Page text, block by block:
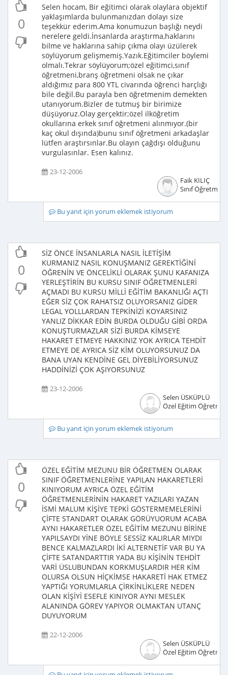
0
Selen hocam, Bir eğitimci olarak olaylara objektif
yaklaşımlarda bulunmanızdan dolayı size
teşekkür ederim.Ama konumuzun başlığı neydi
nerelere geldi.İnsanlarda araştırma,haklarını
bilme ve haklarına sahip çıkma olayı üzülerek
söylüyorum gelişmemiş.Yazık.Eğitimciler böylemi
olmalı.Tekrar söylüyorum;özel eğitimci,sınıf
öğretmeni,branş öğretmeni olsak ne çıkar
aldığımız para 800 YTL civarında öğrenci harçlığı
bile değil.Bu parayla ben öğretmenim demekten
utanıyorum.Bizler de tutmuş bir birimize
düşüyoruz.Olay gerçektir;özel ilköğretim
okullarına erkek sınıf öğretmeni alınmıyor.(bir
kaç okul dışında)bunu sınıf öğretmeni arkadaşlar
lütfen araştırsınlar.Bu olayın çağdışı olduğunu
vurgulasınlar. Esen kalınız.
23-12-2006
Faik KILIÇ
Sınıf Öğretmeni
Bu yanıt için yorum eklemek istiyorum
0
SİZ ÖNCE İNSANLARLA NASIL İLETİŞİM
KURMANIZ NASIL KONUŞMANIZ GEREKTİĞİNİ
ÖĞRENİN VE ÖNCELİKLİ OLARAK ŞUNU KAFANIZA
YERLEŞTİRİN BU KURSU SINIF ÖĞRETMENLERİ
AÇMADI BU KURSU MİLLİ EĞİTİM BAKANLIĞI AÇTI
EĞER SİZ ÇOK RAHATSIZ OLUYORSANIZ GİDER
LEGAL YOLLLARDAN TEPKİNİZİ KOYARSINIZ
YANLIZ DİKKAR EDİN BURDA OLDUĞU GİBİ ORDA
KONUŞTURMAZLAR SİZİ BURDA KİMSEYE
HAKARET ETMEYE HAKKINIZ YOK AYRICA TEHDİT
ETMEYE DE AYRICA SİZ KİM OLUYORSUNUZ DA
BANA UYAN KENDİNE GEL DİYEBİLİYORSUNUZ
HADDİNİZİ ÇOK AŞIYORSUNUZ
23-12-2006
Selen ÜSKÜPLÜ
Özel Eğitim
Bu yanıt için yorum eklemek istiyorum
0
ÖZEL EĞİTİM MEZUNU BİR ÖĞRETMEN OLARAK
SINIF ÖĞRETMENLERİNE YAPILAN HAKARETLERİ
KINIYORUM AYRICA ÖZEL EĞİTİM
ÖĞRETMENLERİNİN HAKARET YAZILARI YAZAN
İSMİ MALUM KİŞİYE TEPKİ GÖSTERMEMELERİNİ
ÇİFTE STANDART OLARAK GÖRÜYUORUM ACABA
AYNI HAKARETLER ÖZEL EĞİTİM MEZUNU BİRİNE
YAPILSAYDI YİNE BÖYLE SESSİZ KALIRLAR MIYDI
BENCE KALMAZLARDI İKİ ALTERNETİF VAR BU YA
ÇİFTE SATANDARTTIR YADA BU KİŞİNİN TEHDİT
VARİ ÜSLUBUNDAN KORKMUŞLARDIR HER KİM
OLURSA OLSUN HİÇKİMSE HAKARETİ HAK ETMEZ
YAPTIĞI YORUMLARLA ÇİRKİNLİKLERE NEDEN
OLAN KİŞİYİ ESEFLE KINIYOR AYNI MESLEK
ALANINDA GÖREV YAPIYOR OLMAKTAN UTANÇ
DUYUYORUM
22-12-2006
Selen ÜSKÜPLÜ
Özel Eğitim